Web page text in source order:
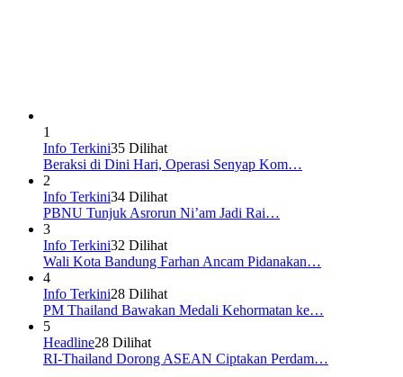
1
Info Terkini35 Dilihat
Beraksi di Dini Hari, Operasi Senyap Kom…
2
Info Terkini34 Dilihat
PBNU Tunjuk Asrorun Ni’am Jadi Rai…
3
Info Terkini32 Dilihat
Wali Kota Bandung Farhan Ancam Pidanakan…
4
Info Terkini28 Dilihat
PM Thailand Bawakan Medali Kehormatan ke…
5
Headline28 Dilihat
RI-Thailand Dorong ASEAN Ciptakan Perdam…